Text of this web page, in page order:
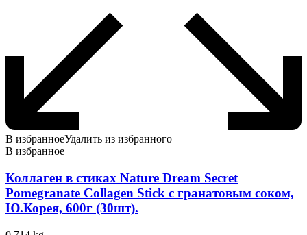
В избранноеУдалить из избранного
В избранное
Коллаген в стиках Nature Dream Secret
Pomegranate Collagen Stick c гранатовым соком,
Ю.Корея, 600г (30шт).